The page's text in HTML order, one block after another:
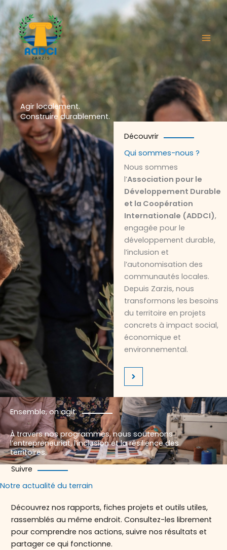
Aller
au
contenu
Agir localement.
Construire durablement.
Ensemble, on agit.
À travers nos programmes, nous soutenons
l’entrepreneuriat, l’inclusion et la résilience des
territoires.
Découvrir
Qui sommes-nous ?
Nous sommes
l’Association pour le
Développement Durable
et la Coopération
Internationale (ADDCI),
engagée pour le
développement durable,
l’inclusion et
l’autonomisation des
communautés locales.
Depuis Zarzis, nous
transformons les besoins
du territoire en projets
concrets à impact social,
économique et
environnemental.
Suivre
Notre actualité du terrain
Découvrez nos rapports, fiches projets et outils utiles,
rassemblés au même endroit. Consultez-les librement
pour comprendre nos actions, suivre nos résultats et
partager ce qui fonctionne.